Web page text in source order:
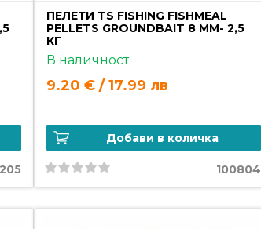
ПЕЛЕТИ TS FISHING FISHMEAL
PELLETS GROUNDBAIT 8 MM- 2,5
КГ
В наличност
9.20 € / 17.99 лв
Добави в количка
100804